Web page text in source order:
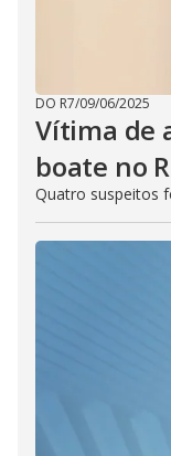
DO R7/09/06/2025
Vítima de
boate no
Quatro suspeitos